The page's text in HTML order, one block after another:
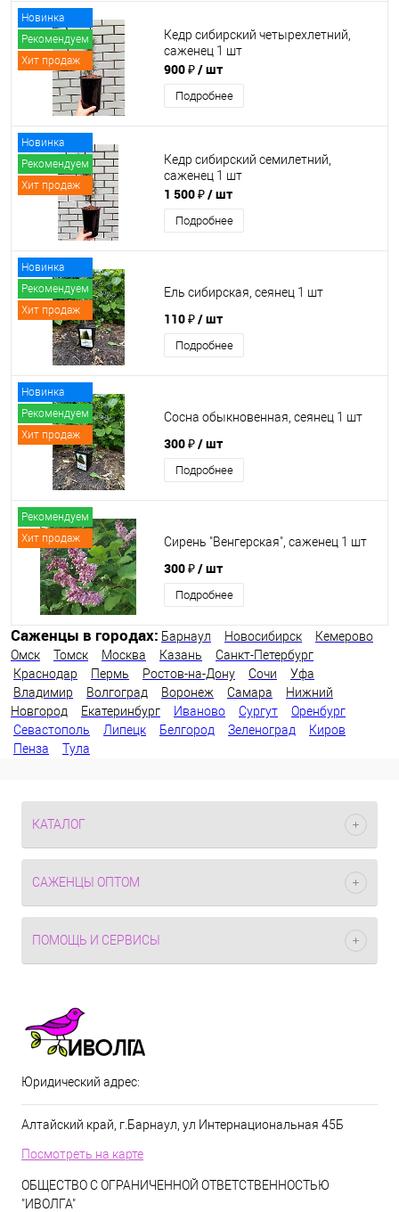
Новинка
Рекомендуем
Хит продаж
Кедр сибирский четырехлетний,
саженец 1 шт
900 ₽/ шт
Подробнее
Новинка
Рекомендуем
Хит продаж
Кедр сибирский семилетний,
саженец 1 шт
1 500 ₽/ шт
Подробнее
Новинка
Рекомендуем
Хит продаж
Ель сибирская, сеянец 1 шт
110 ₽/ шт
Подробнее
Новинка
Рекомендуем
Хит продаж
Сосна обыкновенная, сеянец 1 шт
300 ₽/ шт
Подробнее
Рекомендуем
Хит продаж
Сирень "Венгерская", саженец 1 шт
300 ₽/ шт
Подробнее
Саженцы в городах: Барнаул Новосибирск
Кемерово
Омск
Томск Москва Казань
Санкт-Петербург
Краснодар
Пермь Ростов-на-Дону Сочи
Уфа
Владимир
Волгоград Воронеж Самара
Нижний
Новгород
Екатеринбург Иваново Сургут
Оренбург
Севастополь
Липецк Белгород Зеленоград
Киров
Пенза
Тула
КАТАЛОГ
САЖЕНЦЫ ОПТОМ
ПОМОЩЬ И СЕРВИСЫ
Юридический адрес:
Алтайский край, г.Барнаул, ул Интернациональная 45Б
Посмотреть на карте
ОБЩЕСТВО С ОГРАНИЧЕННОЙ ОТВЕТСТВЕННОСТЬЮ
"ИВОЛГА"